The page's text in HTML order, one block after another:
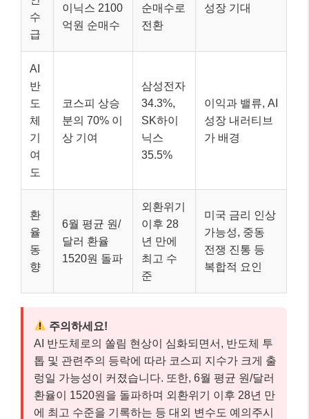
수
급
이닉스 2100
억원 순매수
순매수로
전환
성장 기대
AI
반
도
체
기
여
도
코스피 상승
분의 70% 이
상 기여
삼성전자
34.3%,
SK하이
닉스
35.5%
이익과 밸류, AI
성장 내러티브
가 배경
환
율
동
향
6월 평균 원/
달러 환율
1520원 돌파
외환위기
이후 28
년 만에
최고 수
준
미국 금리 인상
가능성, 중동
전쟁 진통 등
복합적 요인
주의하세요!
AI 반도체로의 쏠림 현상이 심화되면서, 반도체 투
톱 및 관련주의 등락에 따라 코스피 지수가 크게 출
렁일 가능성이 커졌습니다. 또한, 6월 평균 원/달러
환율이 1520원을 돌파하며 외환위기 이후 28년 만
에 최고 수준을 기록하는 등 대외 변수도 예의주시